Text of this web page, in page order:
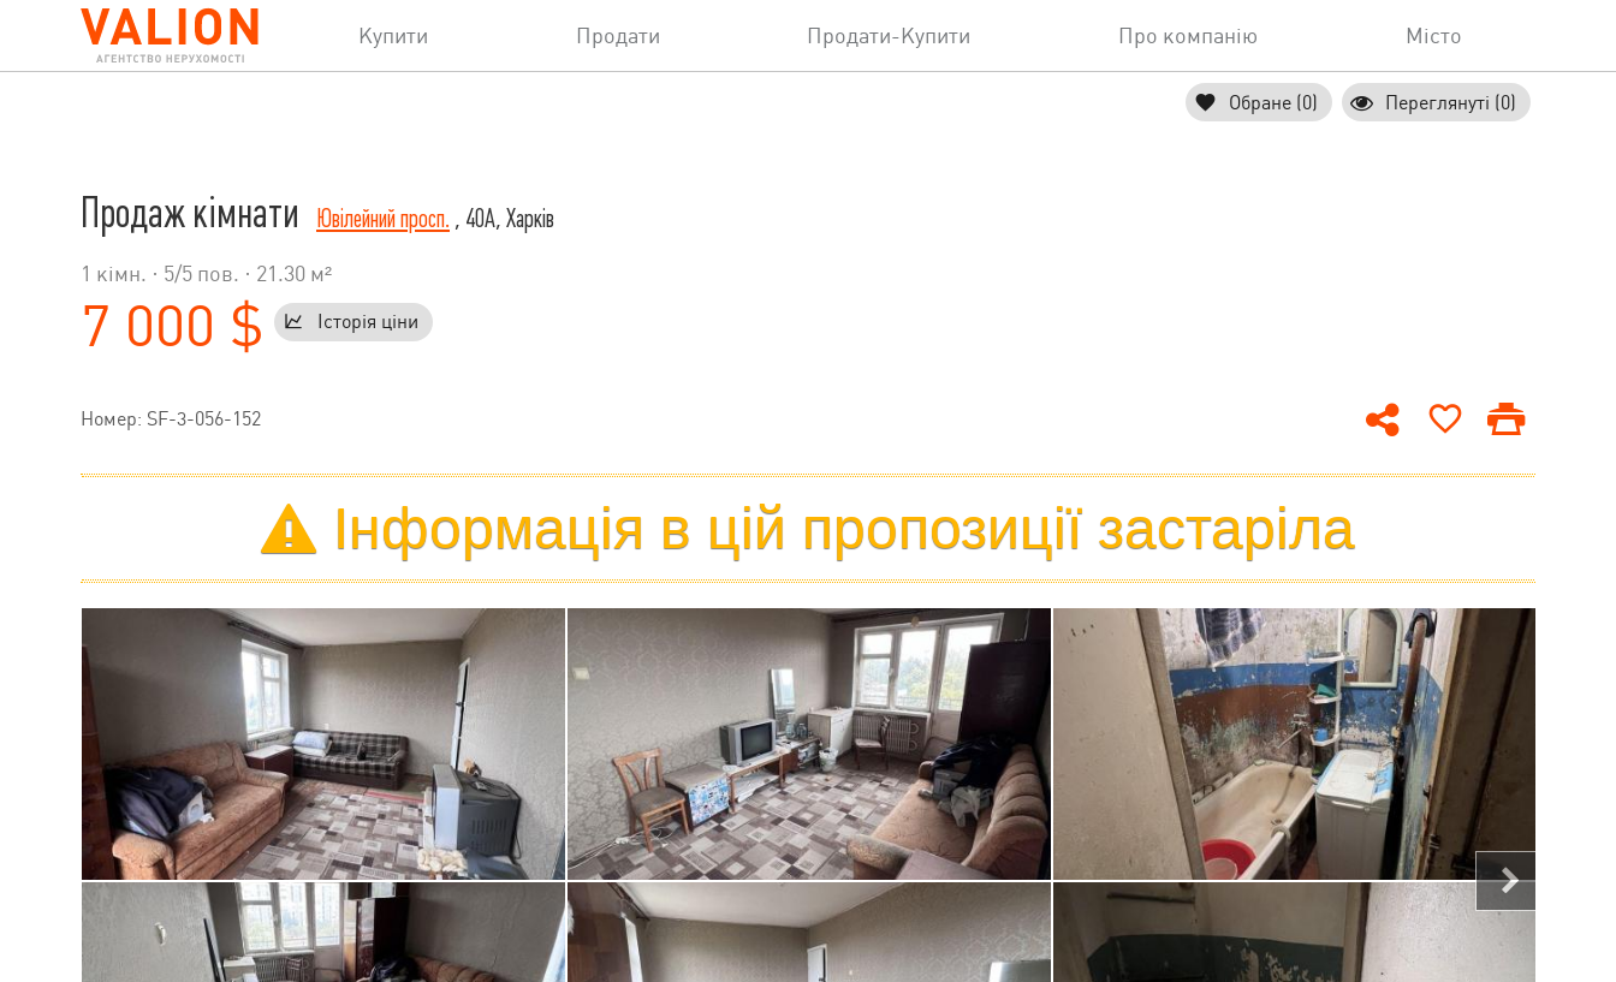
Купити Продати Продати-Купити Про компанію Місто
Обране (0) Переглянуті (0)
Продаж кімнати Ювілейний просп. , 40А, Харків
1 кімн. · 5/5 пов. · 21.30 м²
7 000 $ Історія ціни
Номер: SF-3-056-152
Інформація в цій пропозиції застаріла